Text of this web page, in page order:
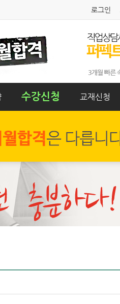
로그인
수강신청 교재신청